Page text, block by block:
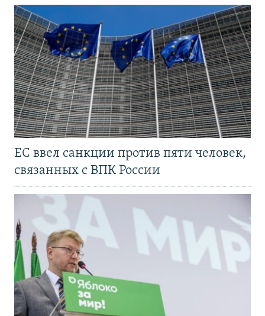
ЕС ввел санкции против пяти человек,
связанных с ВПК России